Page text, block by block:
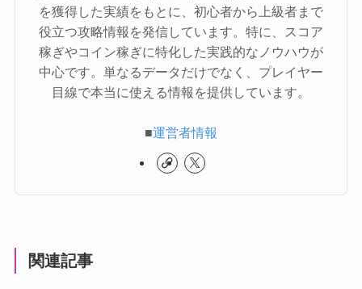
を獲得した実績をもとに、初心者から上級者まで
役立つ攻略情報を発信しています。特に、スコア
稼ぎやコイン稼ぎに特化した実践的なノウハウが
中心です。単なるデータだけでなく、プレイヤー
目線で本当に使える情報を提供しています。
■運営者情報
関連記事